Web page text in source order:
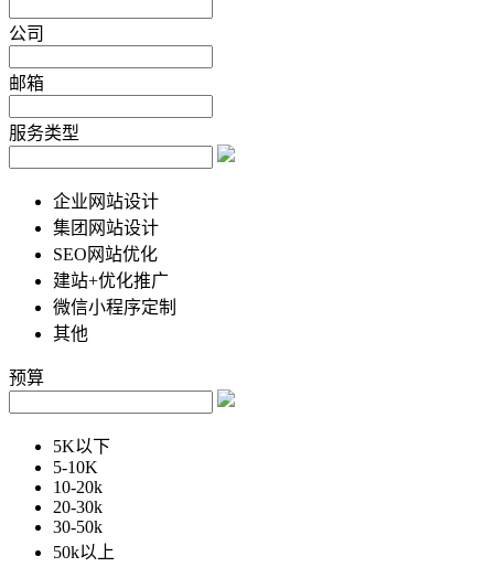
公司
邮箱
服务类型
企业网站设计
集团网站设计
SEO网站优化
建站+优化推广
微信小程序定制
其他
预算
5K以下
5-10K
10-20k
20-30k
30-50k
50k以上